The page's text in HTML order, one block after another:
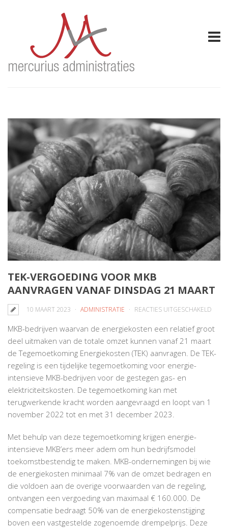
TEK-VERGOEDING VOOR MKB
AANVRAGEN VANAF DINSDAG 21 MAART
10 MAART 2023 ADMINISTRATIE REACTIES UITGESCHAKELD
MKB
MKB-bedrijven waarvan de energiekosten een relatief groot
deel uitmaken van de totale omzet kunnen vanaf 21 maart
de Tegemoetkoming Energiekosten (TEK) aanvragen. De TEK-
regeling is een tijdelijke tegemoetkoming voor energie-
intensieve MKB-bedrijven voor de gestegen gas- en
elektriciteitskosten. De tegemoetkoming kan met
terugwerkende kracht worden aangevraagd en loopt van 1
november 2022 tot en met 31 december 2023.
Met behulp van deze tegemoetkoming krijgen energie-
intensieve MKB’ers meer adem om hun bedrijfsmodel
toekomstbestendig te maken. MKB-ondernemingen bij wie
de energiekosten minimaal 7% van de omzet bedragen en
die voldoen aan de overige voorwaarden van de regeling,
ontvangen een vergoeding van maximaal € 160.000. De
compensatie bedraagt 50% van de energiekostenstijging
boven een vastgestelde zogenoemde drempelprijs. Deze